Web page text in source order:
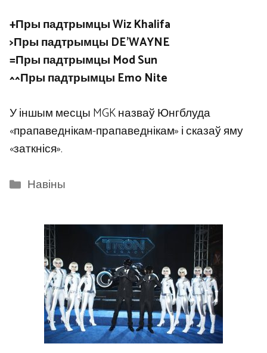
+Пры падтрымцы Wiz Khalifa
>Пры падтрымцы DE’WAYNE
=Пры падтрымцы Mod Sun
^^Пры падтрымцы Emo Nite
У іншым месцы MGK назваў Юнгблуда
«прапаведнікам-прапаведнікам» і сказаў яму
«заткніся».
Categories
Навіны